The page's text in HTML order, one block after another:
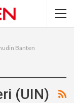
Banten
(UIN)